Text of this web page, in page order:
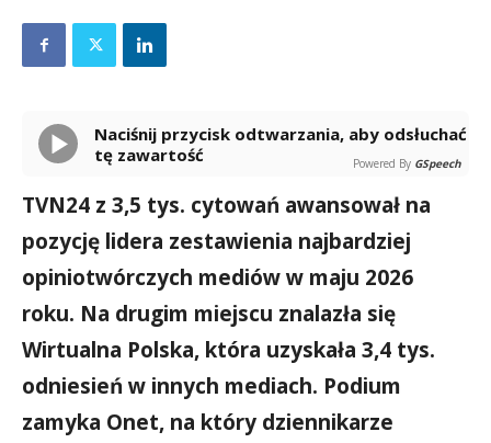
Naciśnij przycisk odtwarzania, aby odsłuchać
tę zawartość
Powered By GSpeech
TVN24 z 3,5 tys. cytowań awansował na
pozycję lidera zestawienia najbardziej
opiniotwórczych mediów w maju 2026
roku. Na drugim miejscu znalazła się
Wirtualna Polska, która uzyskała 3,4 tys.
odniesień w innych mediach. Podium
zamyka Onet, na który dziennikarze